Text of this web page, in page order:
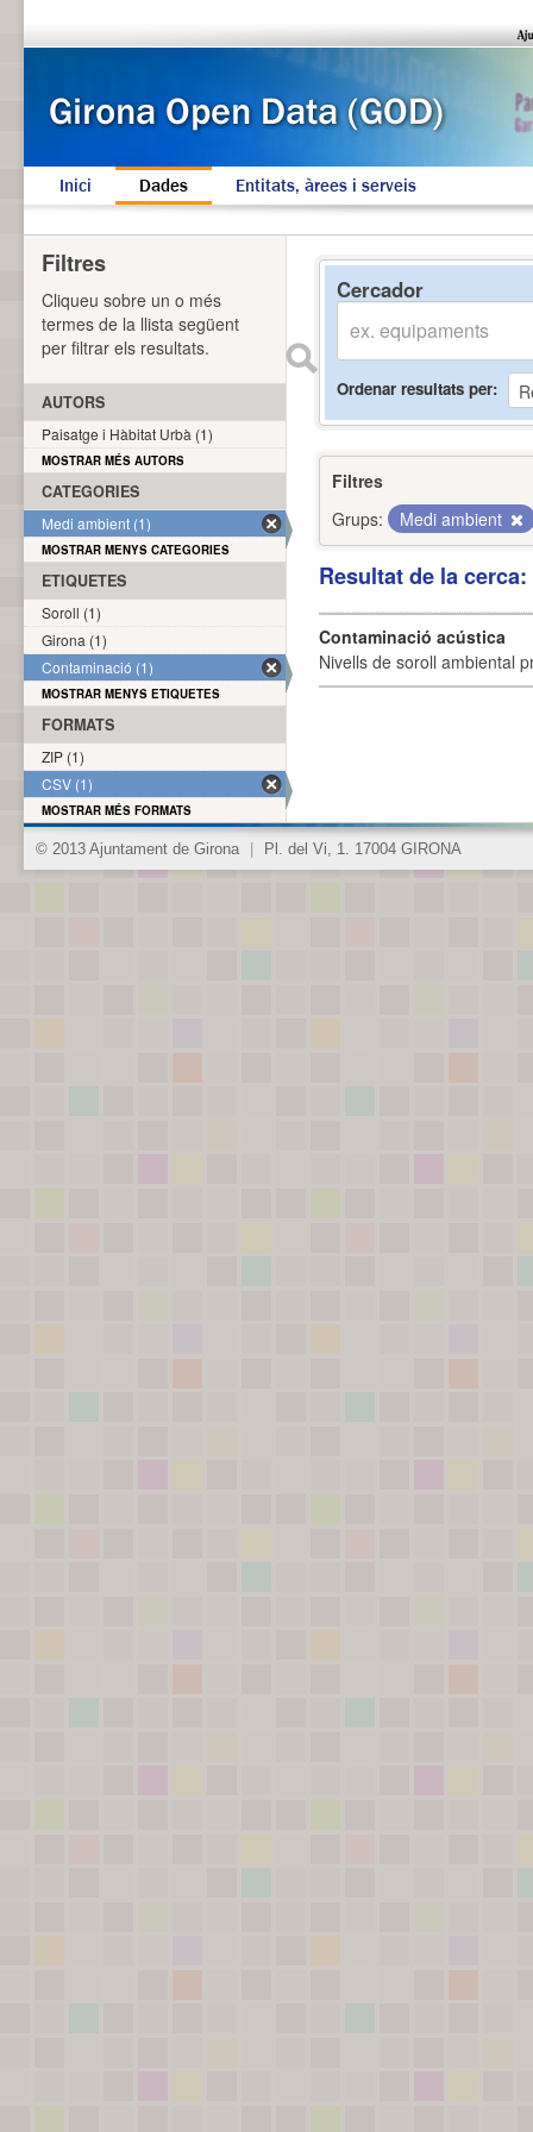
Inici Dades Entitats, àrees i serveis
Cercador
Ordenar resultats per
Filtres
Grups:
Medi ambient
Resultat de la
Contaminació acústica
Nivells de soroll ambiental
Filtres
Cliqueu sobre un o més
termes de la llista següent
per filtrar els resultats.
AUTORS
Paisatge i Hàbitat Urbà (1)
MOSTRAR MÉS AUTORS
CATEGORIES
Medi ambient (1)
MOSTRAR MENYS CATEGORIES
ETIQUETES
Soroll (1)
Girona (1)
Contaminació (1)
MOSTRAR MENYS ETIQUETES
FORMATS
ZIP (1)
CSV (1)
MOSTRAR MÉS FORMATS
© 2013 Ajuntament de Girona Pl. del Vi, 1. 17004 GIRONA